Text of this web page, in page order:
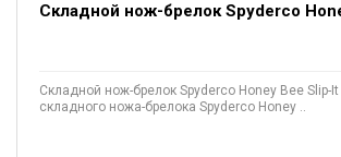
Складной нож-брелок Spyderco
Складной нож-брелок Spyderco Honey Bee Slip-
складного ножа-брелока Spyderco Honey ..